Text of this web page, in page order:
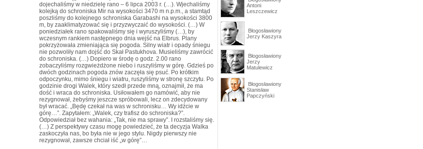
dojechaliśmy w niedzielę rano – 6 lipca 2003 r. (…). Wjechaliśmy
kolejką do schroniska Mir na wysokości 3470 m n.p.m., a stamtąd
poszliśmy do kolejnego schroniska Garabashi na wysokości 3800
m, by zaaklimatyzować się i przyzwyczaić do wysokości. (…) W
poniedziałek rano spakowaliśmy się i wyruszyliśmy (…), by
wczesnym rankiem następnego dnia wejść na Elbrus. Plany
pokrzyżowała zmieniająca się pogoda. Silny wiatr i opady śniegu
nie pozwoliły nam dojść do Skał Pastukhova. Musieliśmy zawrócić
do schroniska. (…) Dopiero w środę o godz. 2.00 rano
zobaczyliśmy rozgwieżdżone niebo i ruszyliśmy w górę. Gdzieś po
dwóch godzinach pogoda znów zaczęła się psuć. Po krótkim
odpoczynku, mimo śniegu i wiatru, ruszyliśmy w stronę szczytu. Po
godzinie drogi Walek, który szedł przede mną, oznajmił, że ma
dość i wraca do schroniska. Usiłowałem go namówić, aby nie
rezygnował, żebyśmy jeszcze spróbowali, lecz on zdecydowany
był wracać. „Będę czekał na was w schronisku… Wy idźcie w
górę…”. Zapytałem: „Walek, czy trafisz do schroniska?”.
Odpowiedział bez wahania: „Tak, nie ma sprawy”. I rozstaliśmy się.
(…) Z perspektywy czasu mogę powiedzieć, że ta decyzja Walka
zaskoczyła nas, bo była nie w jego stylu. Nigdy pierwszy nie
rezygnował, zawsze chciał iść „w górę”…
Antoni
Leszczewicz
Błogosławiony
Jerzy Kaszyra
Błogosławiony
Jerzy
Matulewicz
Błogosławiony
Stanisław
Papczyński